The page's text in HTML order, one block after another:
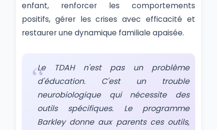
enfant, renforcer les comportements
positifs, gérer les crises avec efficacité et
restaurer une dynamique familiale apaisée.
Le TDAH n'est pas un problème
d'éducation. C'est un trouble
neurobiologique qui nécessite des
outils spécifiques. Le programme
Barkley donne aux parents ces outils,